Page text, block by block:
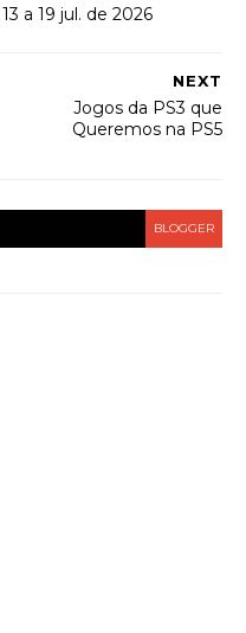
a 19 jul. de 2026
NEXT
Jogos da PS3 que
Queremos na PS5
BLOGGER